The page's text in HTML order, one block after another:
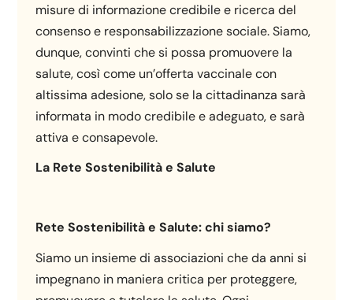
misure di informazione credibile e ricerca del
consenso e responsabilizzazione sociale. Siamo,
dunque, convinti che si possa promuovere la
salute, così come un’offerta vaccinale con
altissima adesione, solo se la cittadinanza sarà
informata in modo credibile e adeguato, e sarà
attiva e consapevole.
La Rete Sostenibilità e Salute
Rete Sostenibilità e Salute: chi siamo?
Siamo un insieme di associazioni che da anni si
impegnano in maniera critica per proteggere,